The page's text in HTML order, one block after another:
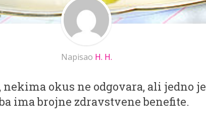
Napisao H. H.
okus ne odgovara, ali jedno je
ima brojne zdravstvene benefite.